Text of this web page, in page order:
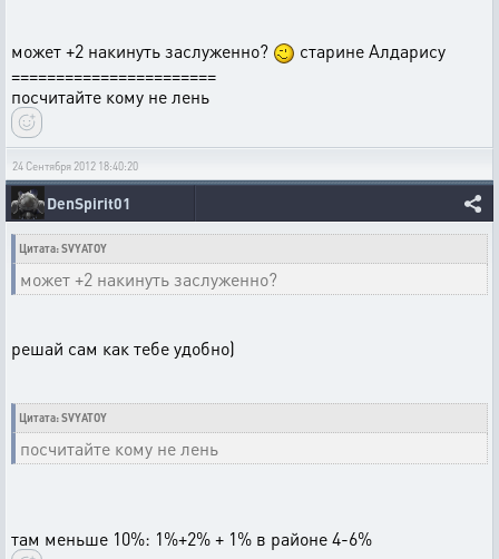
может +2 накинуть заслуженно?
старине Алдарису
=======================
посчитайте кому не лень
24 Сентября 2012 18:40:20
DenSpirit01
Цитата: SVYATOY
может +2 накинуть заслуженно?
решай сам как тебе удобно)
Цитата: SVYATOY
посчитайте кому не лень
там меньше 10%: 1%+2% + 1% в районе 4-6%